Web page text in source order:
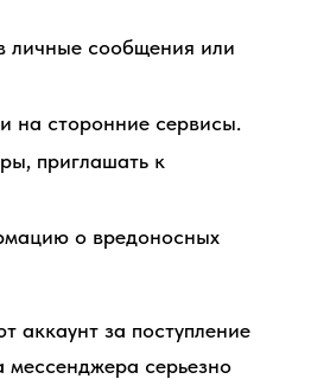
личные сообщения или
на сторонние сервисы.
приглашать к
о вредоносных
аккаунт за поступление
мессенджера серьезно